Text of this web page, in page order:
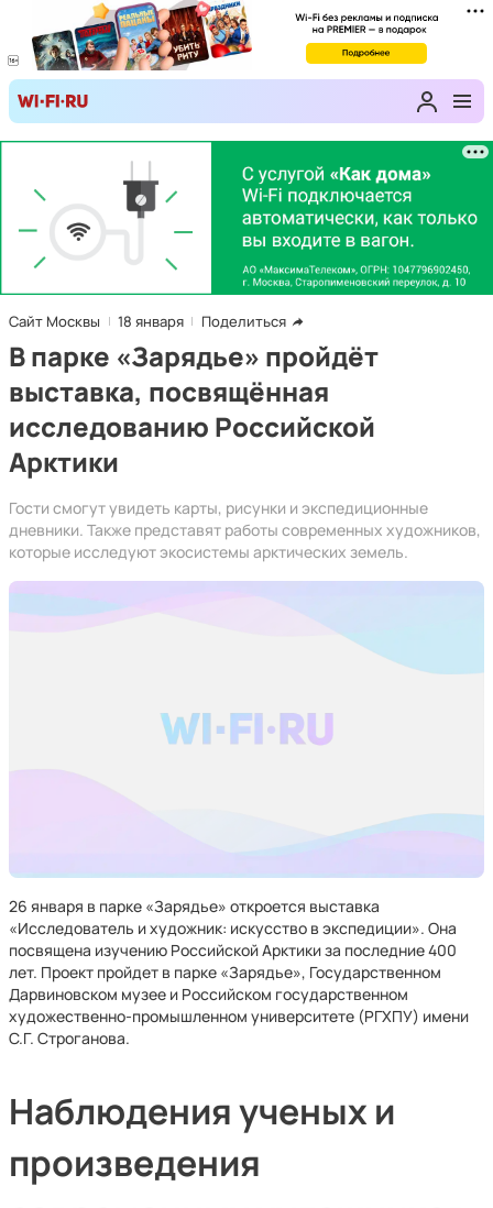
Сайт Москвы 18 января Поделиться
В парке «Зарядье» пройдёт
выставка, посвящённая
исследованию Российской
Арктики
Гости смогут увидеть карты, рисунки и экспедиционные
дневники. Также представят работы современных художников,
которые исследуют экосистемы арктических земель.
26 января в парке «Зарядье» откроется выставка
«Исследователь и художник: искусство в экспедиции». Она
посвящена изучению Российской Арктики за последние 400
лет. Проект пройдет в парке «Зарядье», Государственном
Дарвиновском музее и Российском государственном
художественно-промышленном университете (РГХПУ) имени
С.Г. Строганова.
Наблюдения ученых и
произведения